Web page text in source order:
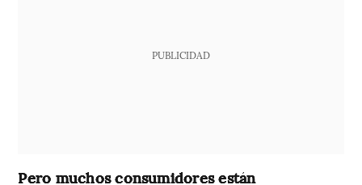
PUBLICIDAD
Pero muchos consumidores están